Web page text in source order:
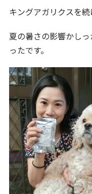
キングアガリクスを
夏の暑さの影響かし
ったです。